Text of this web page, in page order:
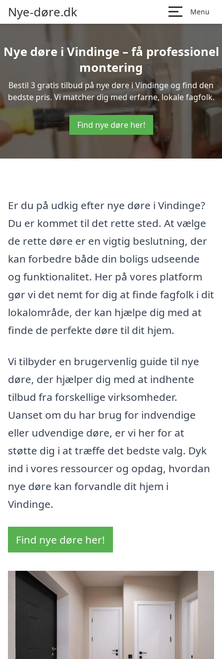
Nye-døre.dk Menu
Nye døre i Vindinge – få professionel
montering
Bestil 3 gratis tilbud på nye døre i Vindinge og find den
bedste pris. Vi matcher dig med erfarne, lokale fagfolk.
Find nye døre her!
Er du på udkig efter nye døre i Vindinge?
Du er kommet til det rette sted. At vælge
de rette døre er en vigtig beslutning, der
kan forbedre både din boligs udseende
og funktionalitet. Her på vores platform
gør vi det nemt for dig at finde fagfolk i dit
lokalområde, der kan hjælpe dig med at
finde de perfekte døre til dit hjem.
Vi tilbyder en brugervenlig guide til nye
døre, der hjælper dig med at indhente
tilbud fra forskellige virksomheder.
Uanset om du har brug for indvendige
eller udvendige døre, er vi her for at
støtte dig i at træffe det bedste valg. Dyk
ind i vores ressourcer og opdag, hvordan
nye døre kan forvandle dit hjem i
Vindinge.
Find nye døre her!